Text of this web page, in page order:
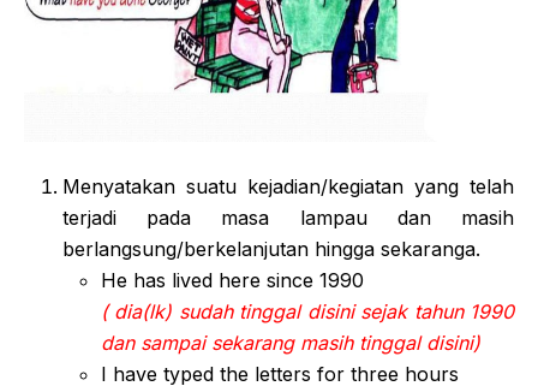
Menyatakan suatu kejadian/kegiatan yang telah
terjadi pada masa lampau dan masih
berlangsung/berkelanjutan hingga sekaranga.
He has lived here since 1990
( dia(lk) sudah tinggal disini sejak tahun 1990
dan sampai sekarang masih tinggal disini)
I have typed the letters for three hours